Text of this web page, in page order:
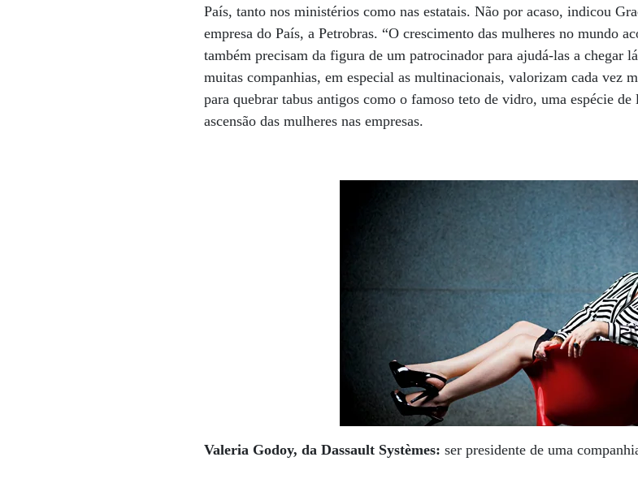
País, tanto nos ministérios como nas estatais. Não por acaso, indicou
empresa do País, a Petrobras. “O crescimento das mulheres no mundo
também precisam da figura de um patrocinador para ajudá-las a chegar
muitas companhias, em especial as multinacionais, valorizam cada vez
para quebrar tabus antigos como o famoso teto de vidro, uma espécie
ascensão das mulheres nas empresas.
Valeria Godoy, da Dassault Systèmes:ser presidente de uma